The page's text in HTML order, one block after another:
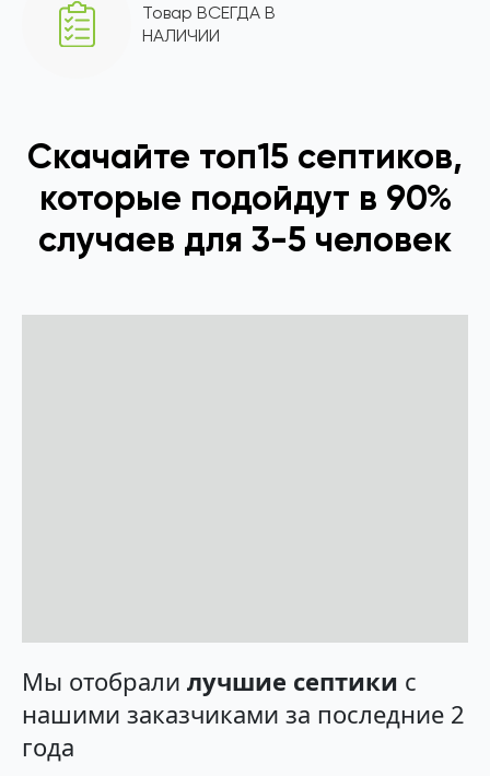
Товар ВСЕГДА В
НАЛИЧИИ
Скачайте топ15 септиков,
которые подойдут в 90%
случаев для 3-5 человек
Мы отобрали лучшие септики с
нашими заказчиками за последние 2
года